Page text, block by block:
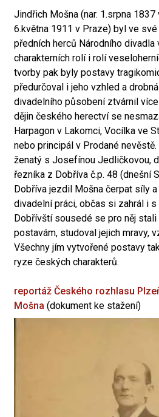
Jindřich Mošna (nar. 1.srpna
6.května 1911 v Praze) byl ve
předních herců Národního divadla
charakterních rolí i rolí
tvorby pak byly postavy
předurčoval i jeho vzhled a
divadelního působení ztvárnil
dějin českého herectví se
Harpagon v Lakomci, Vocílka ve
nebo principál v Prodané
ženatý s Josefínou Jedličkovou,
řezníka z Dobříva č.p. 48 (dnešní
Dobříva jezdil Mošna čerpat síly
divadelní práci, občas si zahrál i
Dobřívští sousedé se pro něj
postavám, studoval jejich mravy,
Všechny jím vytvořené postavy
ryze českých charakterů.
reportáž Českého rozhlasu
Mošna (dokument ke stažení)